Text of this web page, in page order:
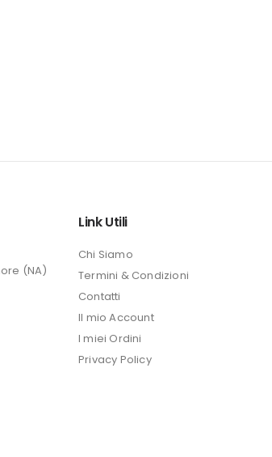
(NA)
Link Utili
Chi Siamo
Termini & Condizioni
Contatti
Il mio Account
I miei Ordini
Privacy Policy